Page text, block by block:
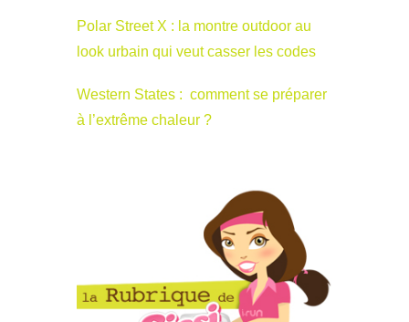
Polar Street X : la montre outdoor au
look urbain qui veut casser les codes
Western States : comment se préparer
à l’extrême chaleur ?